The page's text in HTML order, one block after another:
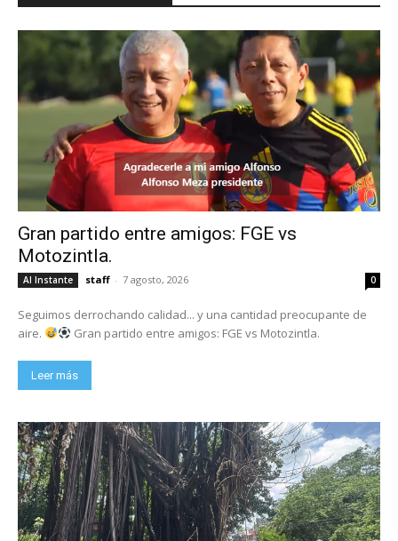
Gran partido entre amigos: FGE vs
Motozintla.
Al Instante staff - 7 agosto, 2026 0
Seguimos derrochando calidad... y una cantidad preocupante de
aire.
Gran partido entre amigos: FGE vs Motozintla.
Leer más